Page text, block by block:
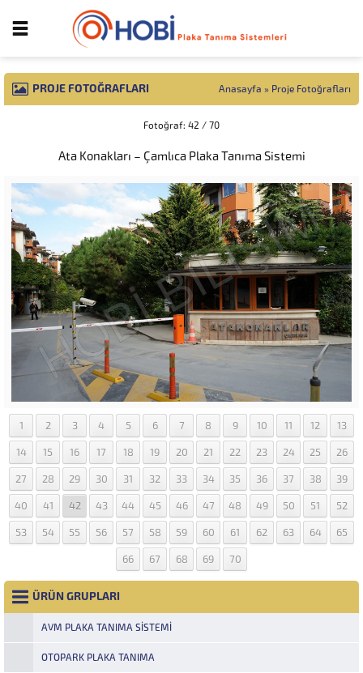
PROJE FOTOĞRAFLARI Anasayfa » Proje Fotoğrafları
Fotoğraf: 42 / 70
Ata Konakları – Çamlıca Plaka Tanıma Sistemi
1 2 3 4 5 6 7 8 9 10 11 12 13
14 15 16 17 18 19 20 21 22 23 24 25 26
27 28 29 30 31 32 33 34 35 36 37 38 39
40 41 42 43 44 45 46 47 48 49 50 51 52
53 54 55 56 57 58 59 60 61 62 63 64 65
66 67 68 69 70
ÜRÜN GRUPLARI
AVM PLAKA TANIMA SISTEMI
OTOPARK PLAKA TANIMA